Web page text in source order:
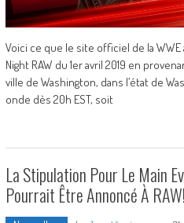
Voici ce que le site officiel de la
Night RAW du 1er avril 2019 en
ville de Washington, dans l’état de
onde dès 20h EST, soit
La Stipulation Pour Le Main
Pourrait Être Annoncé À RAW!